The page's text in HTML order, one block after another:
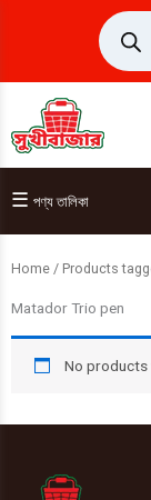
search
☰ পণ্য তালিকা
Home / Products
Matador Trio pen
No products